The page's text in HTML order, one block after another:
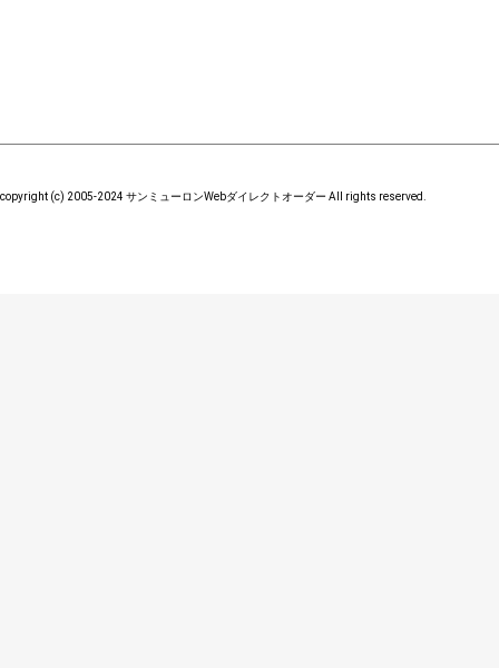
copyright (c) 2005-2024 サンミューロンWebダイレクトオーダー All rights reserved.